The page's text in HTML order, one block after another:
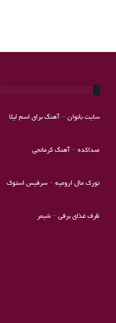
سایت بانوان– آهنگ برای اسم لیلا
صداکده– آهنگ کرمانجی
تورک مال ارومیه–سرفیس استوک
ظرف غذای برقی– شیمر